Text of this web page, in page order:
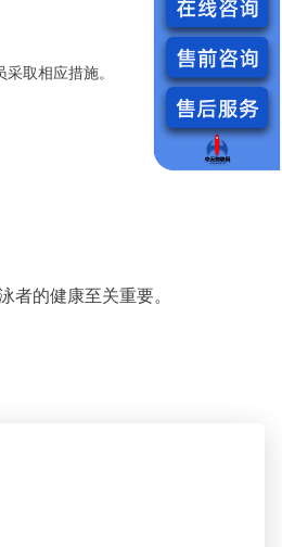
取相应措施。
者的健康至关重要。
安全和卫生。